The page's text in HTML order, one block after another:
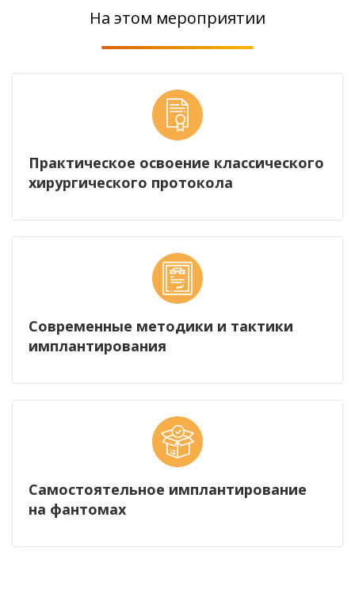
На этом мероприятии
Практическое освоение классического
хирургического протокола
Современные методики и тактики
имплантирования
Самостоятельное имплантирование
на фантомах